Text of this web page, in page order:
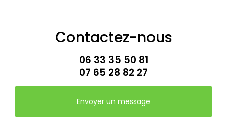
Contactez-nous
06 33 35 50 81
07 65 28 82 27
Envoyer un message